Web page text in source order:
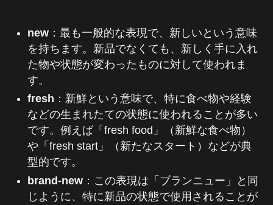
new：最も一般的な表現で、新しいという意味
を持ちます。新品でなくても、新しく手に入れ
た物や状態が変わったものに対して使われま
す。
fresh ：新鮮という意味で、特に食べ物や経験
などの生まれたての状態に使われることが多い
です。例えば「fresh food」（新鮮な食べ物）
や「fresh start」（新たなスタート）などが典
型的です。
brand-new：この表現は「ブランニュー」と同
じように、特に新品の状態で使用されることが